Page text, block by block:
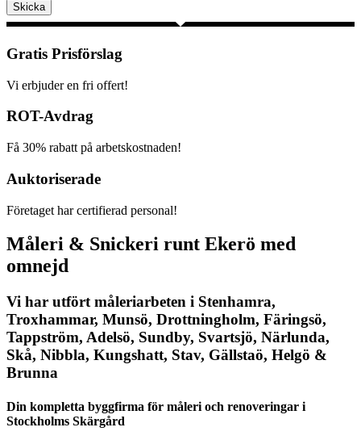
Skicka
Gratis Prisförslag
Vi erbjuder en fri offert!
ROT-Avdrag
Få 30% rabatt på arbetskostnaden!
Auktoriserade
Företaget har certifierad personal!
Måleri & Snickeri runt Ekerö med
omnejd
Vi har utfört måleriarbeten i Stenhamra,
Troxhammar, Munsö, Drottningholm, Färingsö,
Tappström, Adelsö, Sundby, Svartsjö, Närlunda,
Skå, Nibbla, Kungshatt, Stav, Gällstaö, Helgö &
Brunna
Din kompletta byggfirma för måleri och renoveringar i
Stockholms Skärgård